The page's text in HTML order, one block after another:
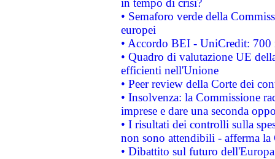
in tempo di crisi?
• Semaforo verde della
europei
• Accordo BEI - UniCredit:
• Quadro di valutazione UE
efficienti nell'Unione
• Peer review della Corte dei
• Insolvenza: la Commissione
imprese e dare una seconda
• I risultati dei controlli sulla
non sono attendibili - afferma la
• Dibattito sul futuro